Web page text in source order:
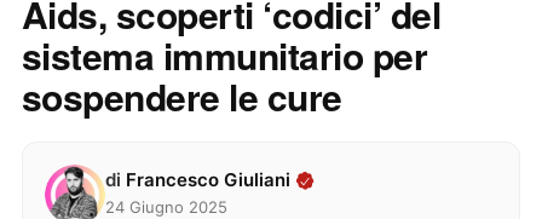
Aids, scoperti ‘codici’ del
sistema immunitario per
sospendere le cure
di Francesco Giuliani
24 Giugno 2025